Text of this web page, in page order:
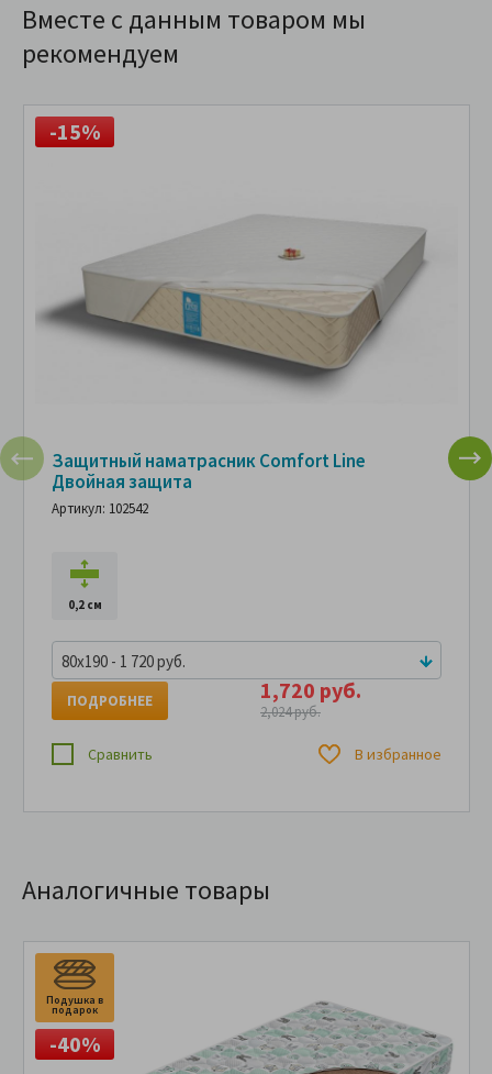
Вместе с данным товаром мы
рекомендуем
-15%
Защитный наматрасник Comfort Line
Двойная защита
Артикул: 102542
0,2 см
80x190 - 1 720 руб.
1,720 руб.
2,024 руб.
ПОДРОБНЕЕ
Сравнить В избранное
Аналогичные товары
Подушка в
подарок
-40%